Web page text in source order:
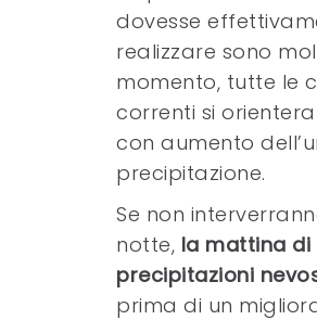
dovesse
realizzare sono
momento, tutte le
correnti si
con aumento
precipitazione.
Se non
notte, la mattina di
precipitazioni
prima di un